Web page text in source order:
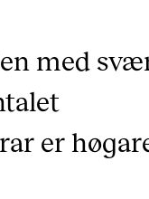
med
er